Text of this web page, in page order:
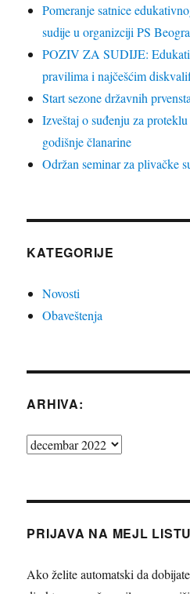
Pomeranje satnice
sudije u organizciji PS
POZIV ZA SUDIJE:
pravilima i najčešćim
Start sezone državnih
Izveštaj o suđenju za
godišnje članarine
Održan seminar za plivačke
KATEGORIJE
Novosti
Obaveštenja
ARHIVA:
Arhiva:
PRIJAVA NA MEJL LISTU
Ako želite automatski da